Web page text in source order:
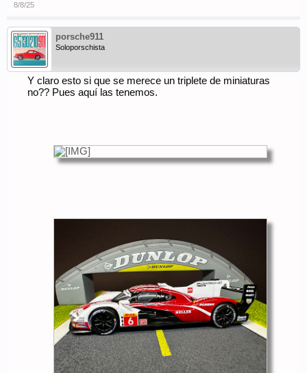
8/8/25
porsche911
Soloporschista
Y claro esto si que se merece un triplete de miniaturas
no?? Pues aquí las tenemos.